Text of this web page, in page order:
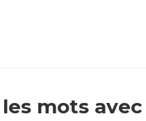
mots avec